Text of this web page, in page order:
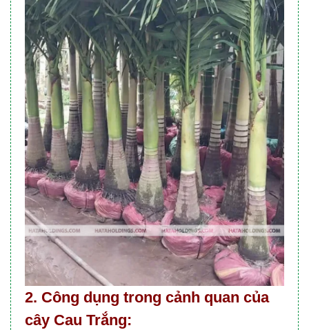
2. Công dụng trong cảnh quan của
cây Cau Trắng: